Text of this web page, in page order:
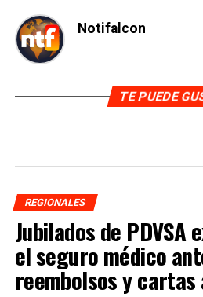
Notifalcon
TE PUEDE
REGIONALES
Jubilados de PDVSA
el seguro médico
reembolsos y cartas